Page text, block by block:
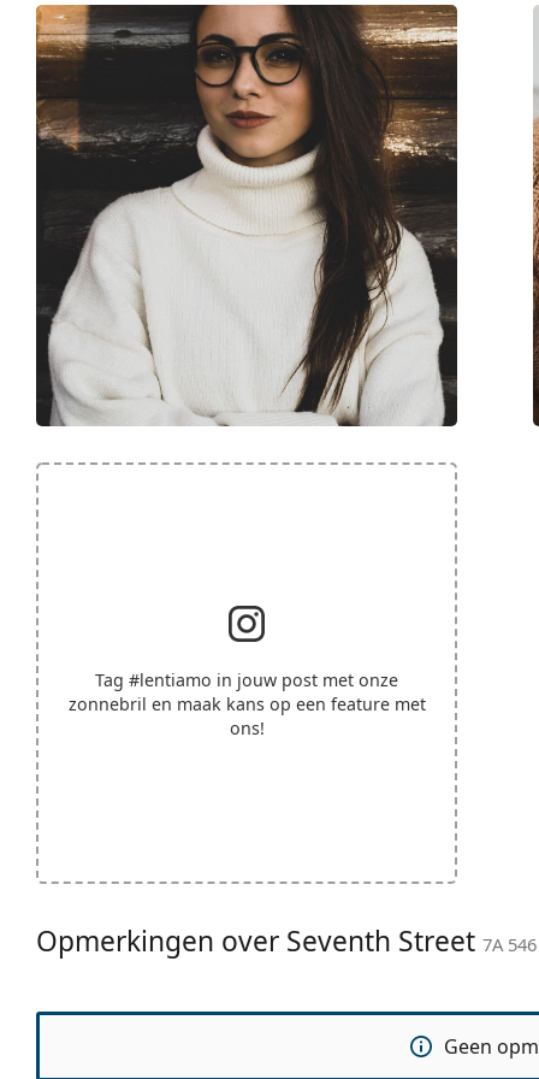
Tag #lentiamo in jouw post met onze
zonnebril en maak kans op een feature met
ons!
Opmerkingen over Seventh Street 7A
Geen